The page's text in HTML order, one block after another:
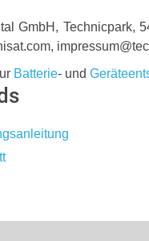
GmbH, Technicpark,
Batterie- und